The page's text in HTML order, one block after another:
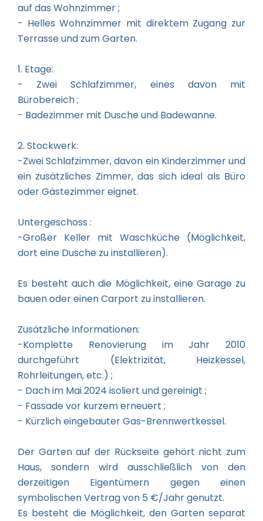
auf das Wohnzimmer ;
- Helles Wohnzimmer mit direktem Zugang zur
Terrasse und zum Garten.
1. Etage:
- Zwei Schlafzimmer, eines davon mit
Bürobereich ;
- Badezimmer mit Dusche und Badewanne.
2. Stockwerk:
-Zwei Schlafzimmer, davon ein Kinderzimmer und
ein zusätzliches Zimmer, das sich ideal als Büro
oder Gästezimmer eignet.
Untergeschoss :
-Großer Keller mit Waschküche (Möglichkeit,
dort eine Dusche zu installieren).
Es besteht auch die Möglichkeit, eine Garage zu
bauen oder einen Carport zu installieren.
Zusätzliche Informationen:
-Komplette Renovierung im Jahr 2010
durchgeführt (Elektrizität, Heizkessel,
Rohrleitungen, etc.) ;
- Dach im Mai 2024 isoliert und gereinigt ;
- Fassade vor kurzem erneuert ;
- Kürzlich eingebauter Gas-Brennwertkessel.
Der Garten auf der Rückseite gehört nicht zum
Haus, sondern wird ausschließlich von den
derzeitigen Eigentümern gegen einen
symbolischen Vertrag von 5 €/Jahr genutzt.
Es besteht die Möglichkeit, den Garten separat